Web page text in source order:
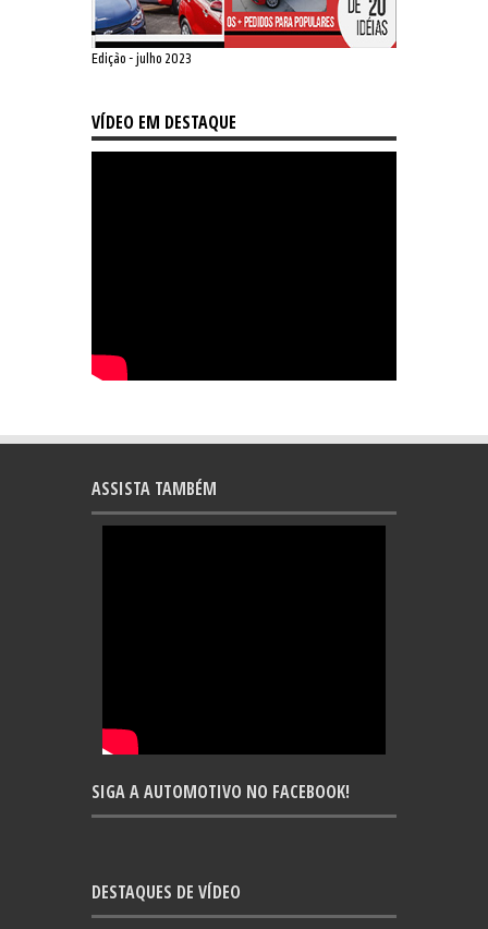
Edição - julho 2023
VÍDEO EM DESTAQUE
ASSISTA TAMBÉM
SIGA A AUTOMOTIVO NO FACEBOOK!
DESTAQUES DE VÍDEO